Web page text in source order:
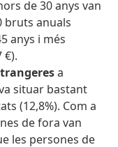
de 30 anys van
bruts anuals
anys i més
€).
a
situar bastant
(12,8%). Com a
de fora van
les persones de